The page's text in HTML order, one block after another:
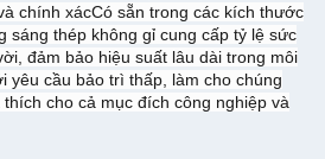
chính xácCó sẵn trong các kích thước
sáng thép không gỉ cung cấp tỷ lệ sức
đảm bảo hiệu suất lâu dài trong môi
yêu cầu bảo trì thấp, làm cho chúng
cho cả mục đích công nghiệp và